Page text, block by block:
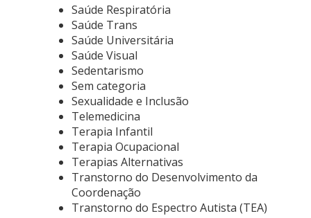
Saúde Respiratória
Saúde Trans
Saúde Universitária
Saúde Visual
Sedentarismo
Sem categoria
Sexualidade e Inclusão
Telemedicina
Terapia Infantil
Terapia Ocupacional
Terapias Alternativas
Transtorno do Desenvolvimento da
Coordenação
Transtorno do Espectro Autista (TEA)